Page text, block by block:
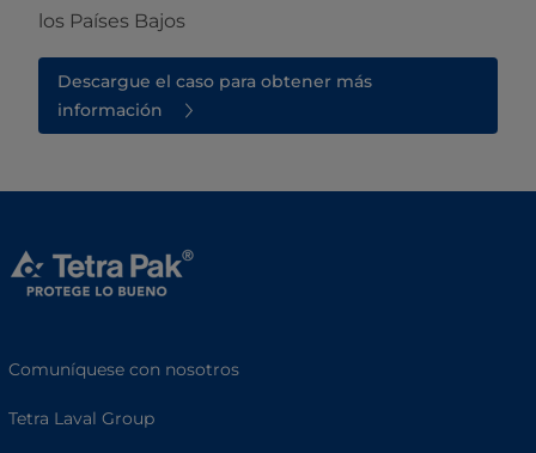
los Países Bajos
Descargue el caso para obtener más
información
Comuníquese con nosotros
Tetra Laval Group